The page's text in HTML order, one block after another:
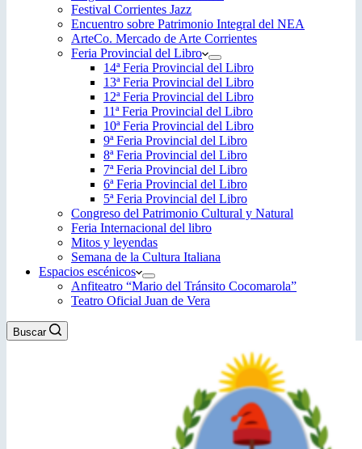
Festival Corrientes Jazz
Encuentro sobre Patrimonio Integral del NEA
ArteCo. Mercado de Arte Corrientes
Feria Provincial del Libro
14ª Feria Provincial del Libro
13ª Feria Provincial del Libro
12ª Feria Provincial del Libro
11ª Feria Provincial del Libro
10ª Feria Provincial del Libro
9ª Feria Provincial del Libro
8ª Feria Provincial del Libro
7ª Feria Provincial del Libro
6ª Feria Provincial del Libro
5ª Feria Provincial del Libro
Congreso del Patrimonio Cultural y Natural
Feria Internacional del libro
Mitos y leyendas
Semana de la Cultura Italiana
Espacios escénicos
Anfiteatro “Mario del Tránsito Cocomarola”
Teatro Oficial Juan de Vera
Buscar